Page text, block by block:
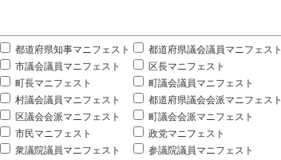
都道府県知事マニフェスト 都道府県議会議員マニフェスト
市議会議員マニフェスト
区長マニフェスト
町長マニフェスト
町議会議員マニフェスト
村議会議員マニフェスト
都道府県議会会派マニフェスト
区議会会派マニフェスト
町議会会派マニフェスト
市民マニフェスト
政党マニフェスト
衆議院議員マニフェスト
参議院議員マニフェスト